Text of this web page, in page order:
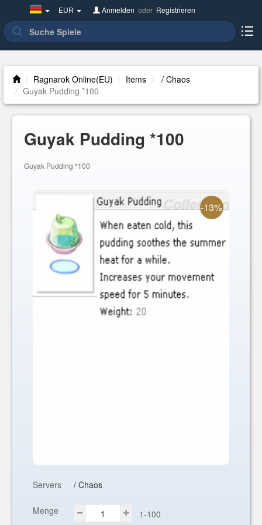
Germany(Deutsch)
EUR Anmelden oder Registrieren
Ragnarok Online(EU) Items
/ Chaos
Guyak Pudding *100
Guyak Pudding *100
Guyak Pudding *100
-13%
Servers / Chaos
Menge 1-100